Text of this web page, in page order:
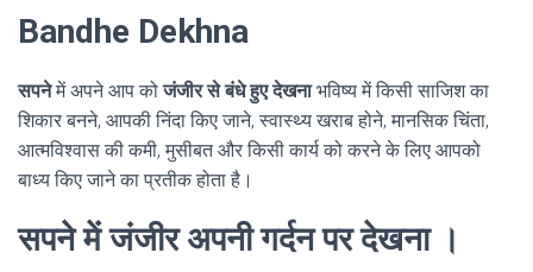
Bandhe Dekhna
सपनेमें अपने आप कोजंजीर से बंधे हुए देखनाभविष्य में किसी साजिश का
शिकार बनने, आपकी निंदा किए जाने, स्वास्थ्य खराब होने, मानसिक चिंता,
आत्मविश्वास की कमी, मुसीबत और किसी कार्य को करने के लिए आपको
बाध्य किए जाने का प्रतीक होता है।
सपने में जंजीर अपनी गर्दन पर देखना ।